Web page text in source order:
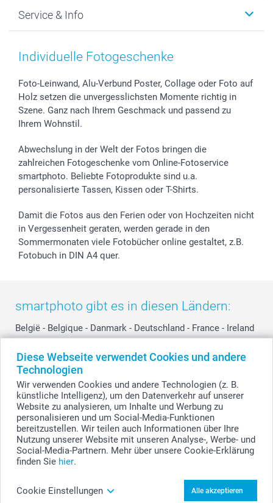
Diese Webseite verwendet Cookies und andere
Technologien
Wir verwenden Cookies und andere Technologien (z. B.
künstliche Intelligenz), um den Datenverkehr auf unserer
Website zu analysieren, um Inhalte und Werbung zu
personalisieren und um Social-Media-Funktionen
bereitzustellen. Wir teilen auch Informationen über Ihre
Nutzung unserer Website mit unseren Analyse-, Werbe- und
Social-Media-Partnern. Mehr über unsere Cookie-Erklärung
finden Sie hier.
Cookie Einstellungen Alle akzeptieren
Fotoabzüge, Fotos als Buch & Poster
Zubehör & Material
Sticker & Etiketten
Geschenk-Gutscheine (PDF)
Datenschutz
AGB
Presse
Partnerprogramme
Investor Relations
Widerrufsrecht
Neujahr
Muttertag
Kommunion & Konfirmation
Hochzeit
Geburtstag
Zu allen Anlässen
Service & Info
Preise und Versandkosten
48h Lieferung
Zahlungsmöglichkeiten
Anmelden /Registrieren
Status der Bestellung
smartfriends
smartgarantie
smartbonus
Individuelle Fotogeschenke
Foto-Leinwand, Alu-Verbund Poster, Collage oder Foto auf
Holz setzen die unvergesslichsten Momente richtig in
Szene. Ganz nach Ihrem Geschmack und passend zu
Ihrem Wohnstil.
Abwechslung in der Welt der Fotos bringen die
zahlreichen Fotogeschenke vom Online-Fotoservice
smartphoto. Beliebte Fotoprodukte sind u.a.
personalisierte Tassen, Kissen oder T-Shirts.
Damit die Fotos aus den Ferien oder von Hochzeiten nicht
in Vergessenheit geraten, werden gerade in den
Sommermonaten viele Fotobücher online gestaltet, z.B.
Fotobuch in DIN A4 quer.
smartphoto gibt es in diesen Ländern:
België - Belgique - Danmark - Deutschland - France - Ireland
Switzerland - Suomi - Sverige - United Kingdom -
Other Countries
Alle Preise verstehen sich in Schweizer Franken (CHF) inkl. MwSt. und zzgl.
Versandkosten.